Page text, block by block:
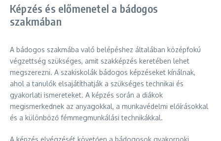
Képzés és előmenetel a bádogos
szakmában
A bádogos szakmába való belépéshez általában középfokú
végzettség szükséges, amit szakképzés keretében lehet
megszerezni. A szakiskolák bádogos képzéseket kínálnak,
ahol a tanulók elsajátíthatják a szükséges technikai és
gyakorlati ismereteket. A képzés során a diákok
megismerkednek az anyagokkal, a munkavédelmi előírásokkal
és a különböző fémmegmunkálási technikákkal.
A képzés elvégzését követően a bádogosok gyakornoki